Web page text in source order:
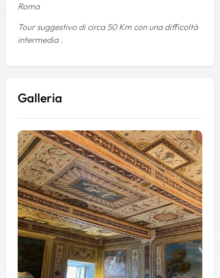
Roma
Tour suggestivo di circa 50 Km con una difficoltà
intermedia .
Galleria